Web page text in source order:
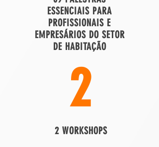
ESSENCIAIS PARA
PROFISSIONAIS E
EMPRESÁRIOS DO SETOR
DE HABITAÇÃO
2
2 WORKSHOPS